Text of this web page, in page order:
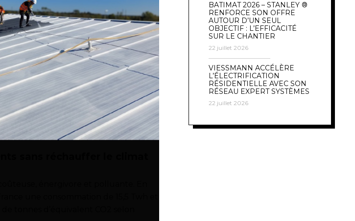
BATIMAT 2026 – STANLEY ®
RENFORCE SON OFFRE
AUTOUR D’UN SEUL
OBJECTIF : L’EFFICACITÉ
SUR LE CHANTIER
22 juillet 2026
VIESSMANN ACCÉLÈRE
L’ÉLECTRIFICATION
RÉSIDENTIELLE AVEC SON
RÉSEAU EXPERT SYSTÈMES
22 juillet 2026